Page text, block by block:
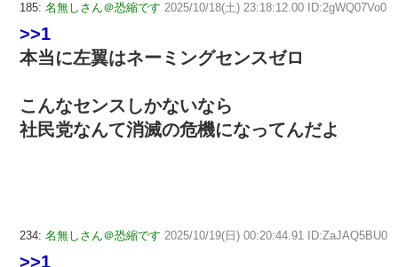
185: 名無しさん＠恐縮です 2025/10/18(土) 23:18:12.00 ID:2gWQ07Vo0
>>1
本当に左翼はネーミングセンスゼロ
こんなセンスしかないなら
社民党なんて消滅の危機になってんだよ
234: 名無しさん＠恐縮です 2025/10/19(日) 00:20:44.91 ID:ZaJAQ5BU0
>>1